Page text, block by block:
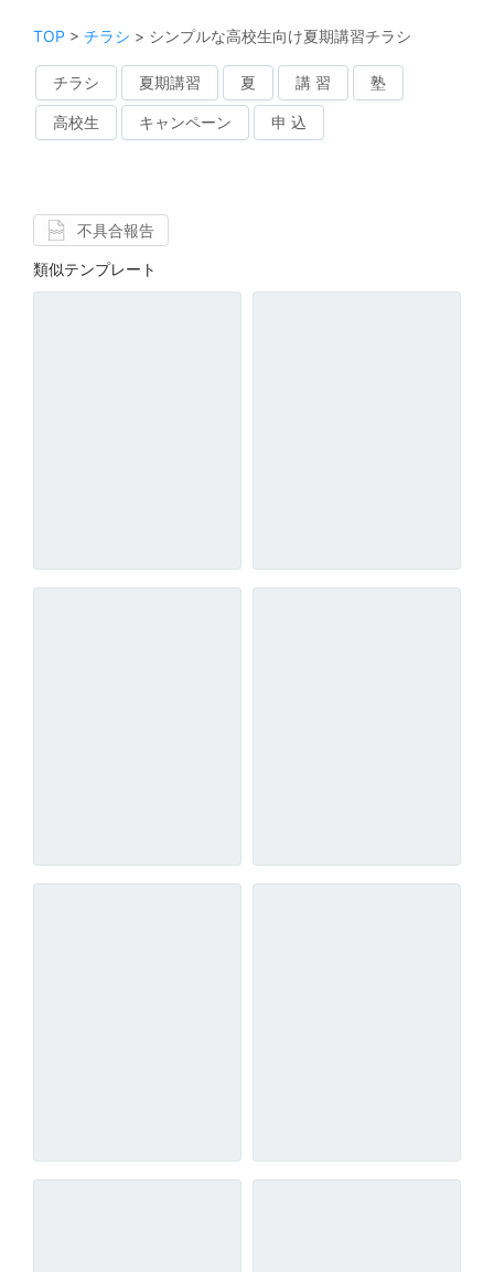
TOP > チラシ > シンプルな高校生向け夏期講習チラシ
チラシ 夏期講習 夏 講 習 塾
高校生 キャンペーン 申 込
不具合報告
類似テンプレート